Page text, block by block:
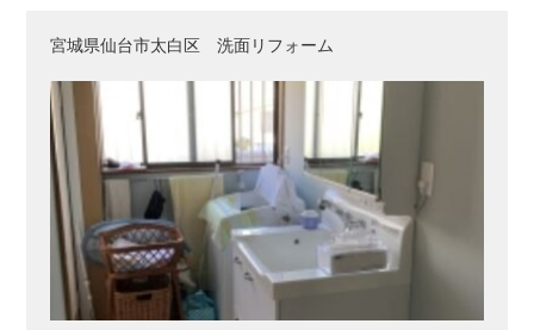
宮城県仙台市太白区 洗面リフォーム